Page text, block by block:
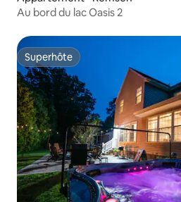
Au bord du lac Oasis 2
Superhôte
Superhôte